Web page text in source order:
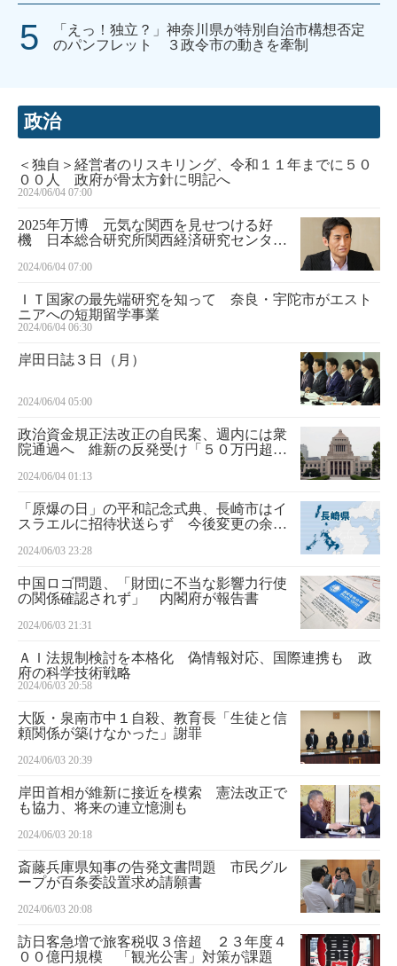
「えっ！独立？」神奈川県が特別自治市構想否定
のパンフレット ３政令市の動きを牽制
政治
＜独自＞経営者のリスキリング、令和１１年までに５０
００人 政府が骨太方針に明記へ
2024/06/04 07:00
2025年万博 元気な関西を見せつける好
機 日本総合研究所関西経済研究センタ
外編
2024/06/04 07:00
ＩＴ国家の最先端研究を知って 奈良・宇陀市がエスト
ニアへの短期留学事業
2024/06/04 06:30
岸田日誌３日（月）
2024/06/04 05:00
政治資金規正法改正の自民案、週内には衆
院通過へ 維新の反発受け「５０万円超」
2024/06/04 01:13
「原爆の日」の平和記念式典、長崎市はイ
スラエルに招待状送らず 今後変更の余地
2024/06/03 23:28
中国ロゴ問題、「財団に不当な影響力行使
の関係確認されず」 内閣府が報告書
2024/06/03 21:31
ＡＩ法規制検討を本格化 偽情報対応、国際連携も 政
府の科学技術戦略
2024/06/03 20:58
大阪・泉南市中１自殺、教育長「生徒と信
頼関係が築けなかった」謝罪
2024/06/03 20:39
岸田首相が維新に接近を模索 憲法改正で
も協力、将来の連立憶測も
2024/06/03 20:18
斎藤兵庫県知事の告発文書問題 市民グル
ープが百条委設置求め請願書
2024/06/03 20:08
訪日客急増で旅客税収３倍超 ２３年度４
００億円規模 「観光公害」対策が課題